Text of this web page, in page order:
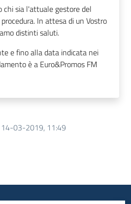
chi sia l'attuale gestore del
In attesa di un Vostro
distinti saluti.
e fino alla data indicata nei
è a Euro&Promos FM
14-03-2019, 11:49